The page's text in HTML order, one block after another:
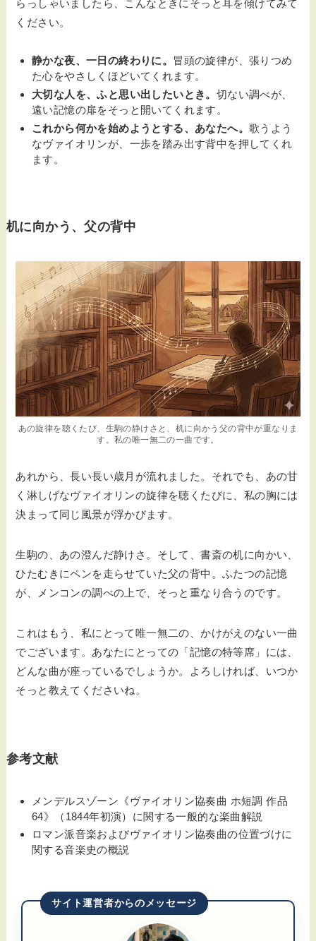
らっしゃいましたら、こんなときにそっと耳を傾けてみて
ください。
静かな夜、一日の終わりに。
冒頭の旋律が、張りつめ
た心をやさしくほどいてくれます。
大切な人を、ふと思い出したいとき。 切ない調べが、
遠い記憶の扉をそっと開いてくれます。
これから何かを始めようとする、あなたへ。 歌うよう
なヴァイオリンが、一歩を踏み出す背中を押してくれ
ます。
机に向かう、父の背中
あの旋律を聴くたび、生駒の静けさと、机に向かう父の背中が重なりま
す。私の唯一無二の一曲です。
あれから、長い長い歳月が流れました。それでも、あの甘
く淋しげなヴァイオリンの旋律を聴くたびに、私の胸には
決まって同じ風景が浮かびます。
生駒の、あの澄んだ静けさ。そして、書斎の机に向かい、
ひたむきにペンを走らせていた父の背中。ふたつの記憶
が、メンコンの調べの上で、そっと重なり合うのです。
これはもう、私にとって唯一無二の、かけがえのない一曲
でございます。あなたにとっての「記憶の特等席」には、
どんな曲が座っているでしょうか。よろしければ、いつか
そっと教えてくださいね。
参考文献
メンデルスゾーン《ヴァイオリン協奏曲 ホ短調 作品
64》（1844年初演）に関する一般的な楽曲解説
ロマン派音楽およびヴァイオリン協奏曲の位置づけに
関する音楽史の概説
サイト運営者からのメッセージ